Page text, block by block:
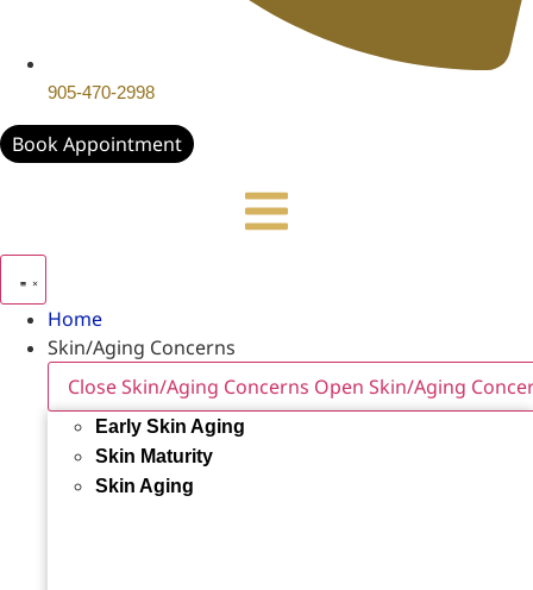
905-470-2998
Book Appointment
Home
Skin/Aging Concerns
Close Skin/Aging Concerns Open Skin/Aging
Early Skin Aging
Skin Maturity
Skin Aging